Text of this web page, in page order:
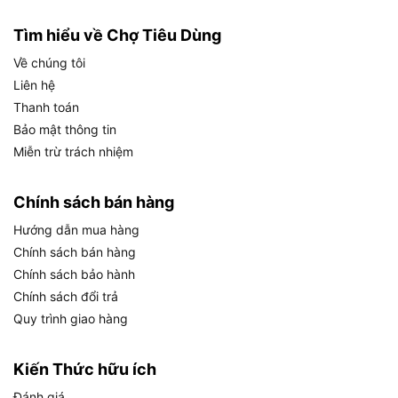
nhanh với nhu cầu thực tế trước khi quyết định
mua:
THÔNG SỐ
Công suất đầu
vào
tải
RPM
Đường kính
khoan thép tối
đa
10mm
Đường kính
khoan gỗ tối
đa
Kích thước đầu
kẹp chuck
13mm
Tìm hiểu về Chợ Tiêu Dùng
Về chúng tôi
Liên hệ
Thanh toán
Bảo mật thông tin
Miễn trừ trách nhiệm
Chính sách bán hàng
Hướng dẫn mua hàng
Chính sách bán hàng
Chính sách bảo hành
Chính sách đổi trả
Quy trình giao hàng
Kiến Thức hữu ích